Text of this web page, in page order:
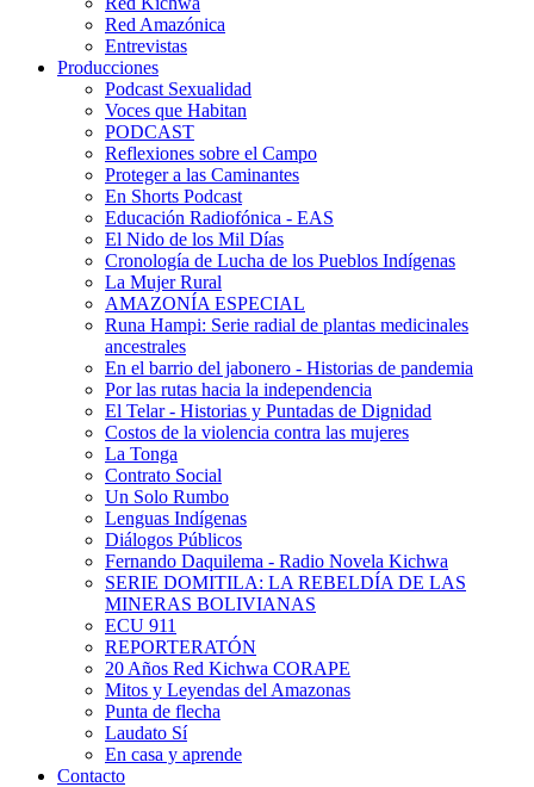
Red Amazónica
Entrevistas
Producciones
Podcast Sexualidad
Voces que Habitan
PODCAST
Reflexiones sobre el Campo
Proteger a las Caminantes
En Shorts Podcast
Educación Radiofónica - EAS
El Nido de los Mil Días
Cronología de Lucha de los Pueblos Indígenas
La Mujer Rural
AMAZONÍA ESPECIAL
Runa Hampi: Serie radial de plantas medicinales
ancestrales
En el barrio del jabonero - Historias de pandemia
Por las rutas hacia la independencia
El Telar - Historias y Puntadas de Dignidad
Costos de la violencia contra las mujeres
La Tonga
Contrato Social
Un Solo Rumbo
Lenguas Indígenas
Diálogos Públicos
Fernando Daquilema - Radio Novela Kichwa
SERIE DOMITILA: LA REBELDÍA DE LAS
MINERAS BOLIVIANAS
ECU 911
REPORTERATÓN
20 Años Red Kichwa CORAPE
Mitos y Leyendas del Amazonas
Punta de flecha
Laudato Sí
En casa y aprende
Contacto